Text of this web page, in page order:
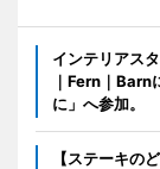
インテリアス
｜Fern｜
に」へ参加。
【ステーキの